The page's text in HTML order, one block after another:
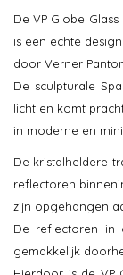
De VP Globe
is een echte
door Verner
De sculpturale
licht en komt
in moderne en
De kristalheldere
reflectoren
zijn opgehangen
De reflectoren in
gemakkelijk